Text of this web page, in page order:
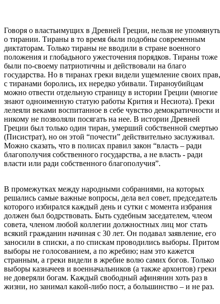
Говоря о властьимущих в Древней Греции, нельзя не упомянуть
о тирании. Тираны в то время были подобны современным
диктаторам. Только тираны не вводили в стране военного
положения и глобадьного ужесточения порядков. Тираны тоже
были по-своему патриотичны и действовали на благо
государства. Но в тиранах греки видели ущемление своих прав,
с тиранами боролись, их нередко убивали. Тираноубийцам
можно отвести отдельную страницу в истории Греции (многие
знают одноименную статую работы Крития и Несиота). Греки
лелеяли веками воспитанное в себе чувство демократичности и
никому не позволяли посягать на нее. В истории Древней
Греции был только один тиран, умерший собственной смертью
(Писистрат), но он этой “почести” действительно заслуживал.
Можно сказать, что в полисах правил закон “власть – ради
благополучия собственного государства, а не власть - ради
власти или ради собственного благополучия”.
В промежутках между народными собраниями, на которых
решались самые важные вопросы, дела вел совет, председатель
которого избирался каждый день и сутки с момента избрания
должен был бодрствовать. Быть судебным заседателем, члеом
совета, членом любой коллегии должностных лиц мог стать
всякий гражданин начиная с 30 лет. Он подавал заявление, его
заносили в списки, а по спискам проводились выборы. Притом
выборы не голосованием, а по жребию; нам это кажется
странным, а греки видели в жребие волю самих богов. Только
выборы казначеев и военначальников (а также архонтов) греки
не доверяли богам. Каждый свободный афинянин хоть раз в
жизни, но занимал какой-либо пост, а большинство – и не раз.